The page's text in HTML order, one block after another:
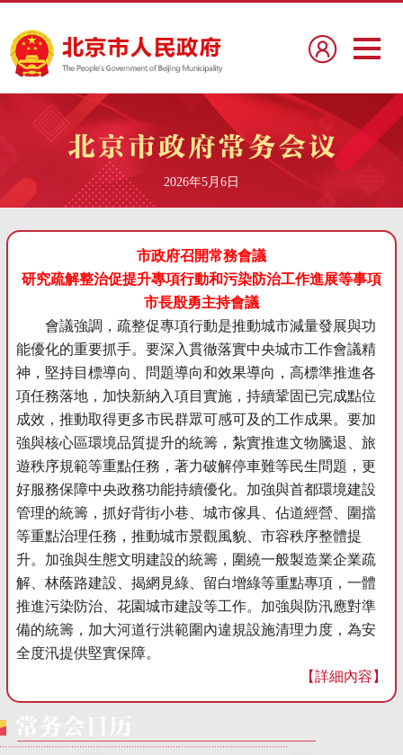
2026年5月6日
市政府召開常務會議
研究疏解整治促提升專項行動和污染防治工作進展等事項
市長殷勇主持會議
會議強調，疏整促專項行動是推動城市減量發展與功
能優化的重要抓手。要深入貫徹落實中央城市工作會議精
神，堅持目標導向、問題導向和效果導向，高標準推進各
項任務落地，加快新納入項目實施，持續鞏固已完成點位
成效，推動取得更多市民群眾可感可及的工作成果。要加
強與核心區環境品質提升的統籌，紮實推進文物騰退、旅
遊秩序規範等重點任務，著力破解停車難等民生問題，更
好服務保障中央政務功能持續優化。加強與首都環境建設
管理的統籌，抓好背街小巷、城市傢具、佔道經營、圍擋
等重點治理任務，推動城市景觀風貌、市容秩序整體提
升。加強與生態文明建設的統籌，圍繞一般製造業企業疏
解、林蔭路建設、揭網見綠、留白增綠等重點專項，一體
推進污染防治、花園城市建設等工作。加強與防汛應對準
備的統籌，加大河道行洪範圍內違規設施清理力度，為安
全度汛提供堅實保障。
【詳細內容】